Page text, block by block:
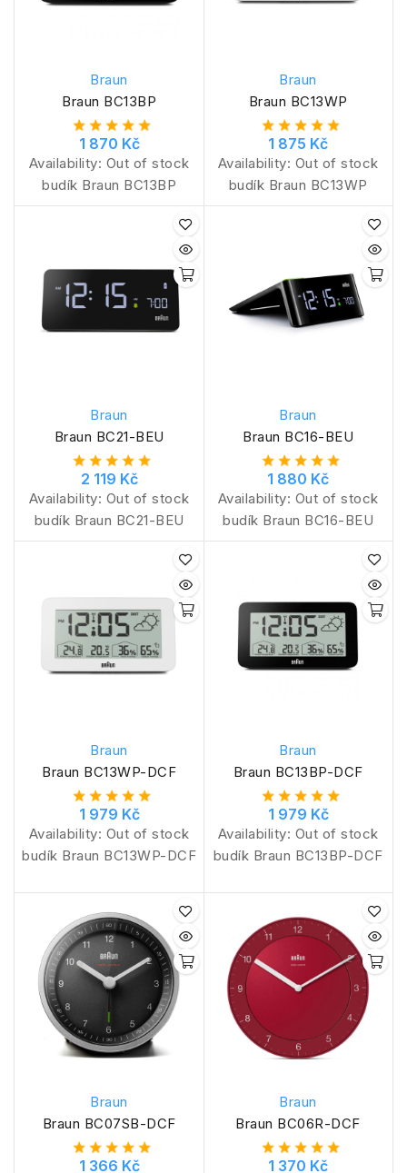
Braun
Braun BC13BP
1 870 Kč
Availability: Out of stock
budík Braun BC13BP
Braun
Braun BC13WP
1 875 Kč
Availability: Out of stock
budík Braun BC13WP
Braun
Braun BC21-BEU
2 119 Kč
Availability: Out of stock
budík Braun BC21-BEU
Braun
Braun BC16-BEU
1 880 Kč
Availability: Out of stock
budík Braun BC16-BEU
Braun
Braun BC13WP-DCF
1 979 Kč
Availability: Out of stock
budík Braun BC13WP-DCF
Braun
Braun BC13BP-DCF
1 979 Kč
Availability: Out of stock
budík Braun BC13BP-DCF
Braun
Braun BC07SB-DCF
1 366 Kč
Braun
Braun BC06R-DCF
1 370 Kč